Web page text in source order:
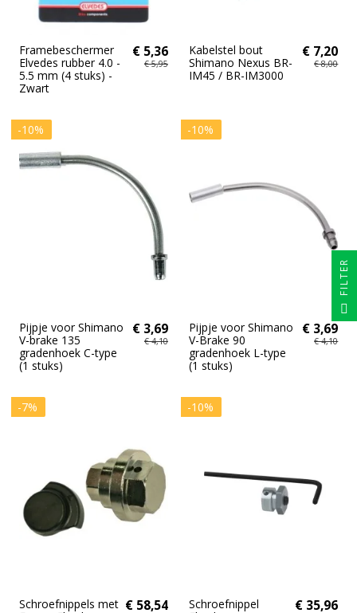
Framebeschermer
Elvedes rubber 4.0 -
5.5 mm (4 stuks) -
Zwart
€ 5,36
€ 5,95
Kabelstel bout
Shimano Nexus BR-
IM45 / BR-IM3000
€ 7,20
€ 8,00
-10%
Pijpje voor Shimano
V-brake 135
gradenhoek C-type
(1 stuks)
€ 3,69
€ 4,10
-10%
Pijpje voor Shimano
V-Brake 90
gradenhoek L-type
(1 stuks)
€ 3,69
€ 4,10
-7%
Schroefnippels met € 58,54
-10%
Schroefnippel
€ 35,96
FILTER